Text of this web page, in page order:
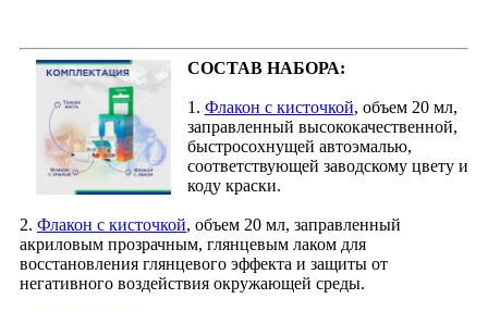
СОСТАВ НАБОРА:
1. Флакон с кисточкой, объем 20 мл,
заправленный высококачественной,
быстросохнущей автоэмалью,
соответствующей заводскому цвету и
коду краски.
2. Флакон с кисточкой, объем 20 мл, заправленный
акриловым прозрачным, глянцевым лаком для
восстановления глянцевого эффекта и защиты от
негативного воздействия окружающей среды.